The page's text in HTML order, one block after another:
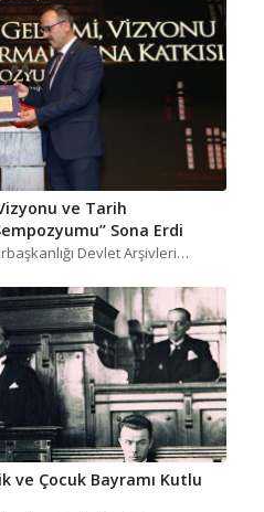
ve Tarih
Sona Erdi
Devlet Arşivleri…
ve Çocuk Bayramı Kutlu